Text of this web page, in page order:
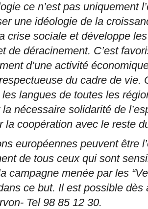
ce n’est pas uniquement
une idéologie de la
crise sociale et développe
de déracinement. C’est
d’une activité
du cadre de vie.
langues de toutes les
nécessaire solidarité de
la coopération avec le reste
européennes peuvent être
de tous ceux qui sont
campagne menée par les
ce but. Il est possible dès
Tel 98 85 12 30.